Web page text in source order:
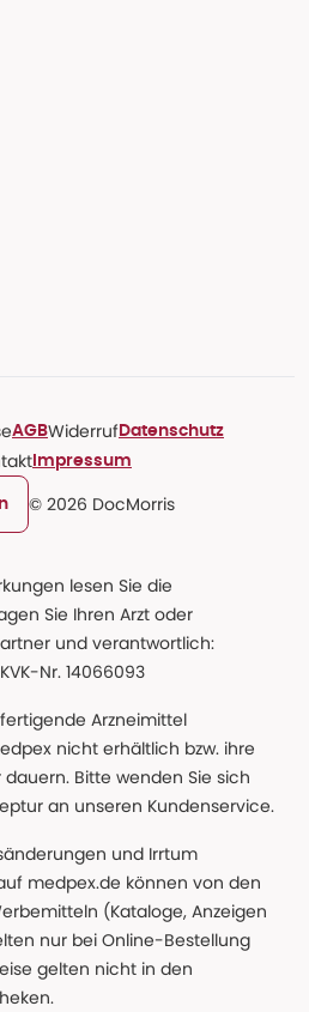
AGBWiderruf Datenschutz
Impressum
© 2026 DocMorris
lesen Sie die
Sie Ihren Arzt oder
und verantwortlich:
Nr. 14066093
Arzneimittel
nicht erhältlich bzw. ihre
Bitte wenden Sie sich
an unseren Kundenservice.
und Irrtum
medpex.de können von den
(Kataloge, Anzeigen
nur bei Online-Bestellung
gelten nicht in den